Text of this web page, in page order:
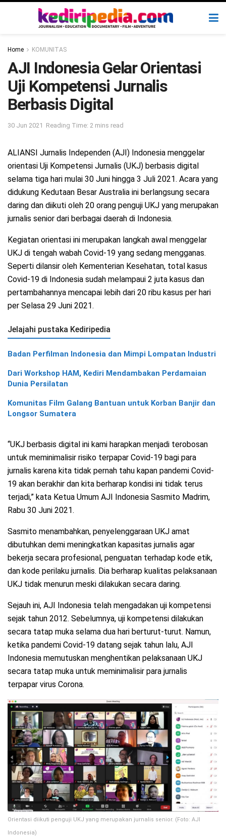
Home KOMUNITAS
AJI Indonesia Gelar Orientasi
Uji Kompetensi Jurnalis
Berbasis Digital
30 Jun 2021 Reading Time: 2 mins read
ALIANSI Jurnalis Independen (AJI) Indonesia menggelar
orientasi Uji Kompetensi Jurnalis (UKJ) berbasis digital
selama tiga hari mulai 30 Juni hingga 3 Juli 2021. Acara yang
didukung Kedutaan Besar Australia ini berlangsung secara
daring dan diikuti oleh 20 orang penguji UKJ yang merupakan
jurnalis senior dari berbagai daerah di Indonesia.
Kegiatan orientasi ini merupakan langkah awal menggelar
UKJ di tengah wabah Covid-19 yang sedang mengganas.
Seperti dilansir oleh Kementerian Kesehatan, total kasus
Covid-19 di Indonesia sudah melampaui 2 juta kasus dan
pertambahannya mencapai lebih dari 20 ribu kasus per hari
per Selasa 29 Juni 2021.
Jelajahi pustaka Kediripedia
Badan Perfilman Indonesia dan Mimpi Lompatan Industri
Dari Workshop HAM, Kediri Mendambakan Perdamaian
Dunia Persilatan
Komunitas Film Galang Bantuan untuk Korban Banjir dan
Longsor Sumatera
“UKJ berbasis digital ini kami harapkan menjadi terobosan
untuk meminimalisir risiko terpapar Covid-19 bagi para
jurnalis karena kita tidak pernah tahu kapan pandemi Covid-
19 akan berakhir dan kita berharap kondisi ini tidak terus
terjadi,” kata Ketua Umum AJI Indonesia Sasmito Madrim,
Rabu 30 Juni 2021.
Sasmito menambahkan, penyelenggaraan UKJ amat
dibutuhkan demi meningkatkan kapasitas jurnalis agar
bekerja secara profesional, penguatan terhadap kode etik,
dan kode perilaku jurnalis. Dia berharap kualitas pelaksanaan
UKJ tidak menurun meski dilakukan secara daring.
Sejauh ini, AJI Indonesia telah mengadakan uji kompetensi
sejak tahun 2012. Sebelumnya, uji kompetensi dilakukan
secara tatap muka selama dua hari berturut-turut. Namun,
ketika pandemi Covid-19 datang sejak tahun lalu, AJI
Indonesia memutuskan menghentikan pelaksanaan UKJ
secara tatap muka untuk meminimalisir para jurnalis
terpapar virus Corona.
Orientasi diikuti penguji UKJ yang merupakan jurnalis senior. (Foto: AJI
Indonesia)